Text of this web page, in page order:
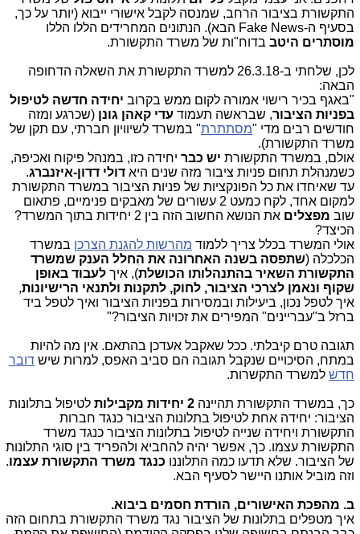
התקשורת בציבור הרחב, שמנסה לקבל אישורי ייבוא (יותר על כך,
בסעיף ה-Fake News הבא). הנתונים המחרידים הללו הללו
מוסתרים היטב בדוח"ות של משרד התקשורת.
לכן, שלחתי ב-26.3.18 למשרד התקשורת את השאלה הדחופה
הבאה:
"באגף בכיר רישוי אמורה לקום ממש בקרוב יחידה חדשה לטיפול
בפניות הציבור, שבראשה תעמוד עדי קאהן גונן (שכרגע ומזה
חודשים רבים מדי "מסתתרת" במשרד לשיוויון חברתי, עם תקן של
משרד התקשורת).
אולם, במשרד התקשורת יש כבר יחידה כזו, במנהל פיקוח ואכיפה,
כשמנהלת תחום פניות ציבור מזה שנים היא דולי דדון-איזנברג.
עד שאיחדו את כל הפונקציות של פניות הציבור במשרד התקשורת
למקום אחד, לקח כמעט 2 עשורים של מאבקים פנימיים, פתאום
שוב מפצלים
את הנושא החשוב הזה בין 2 יחידות בתוך המשרד?
הכיצד?
אולי המשרד בכלל צריך ללמוד מהרשות להגנת הצרכן במשרד
הכלכלה (שתפסה בשנה האחרונה את החלל הענק שמשרד
התקשורת השאיר בהתנהלותו הכושלת), איך לעבוד באופן
שקוף ונאמן לצרכי הציבור, לחוק, לתקנות ולתנאי הרישיונות,
איך לטפל נכון, ביעילות ובמסירות בפניות הציבור ואיך לטפל ביד
ברזל ב"עבריינים" המפירים את זכויות הציבור?"
תגובה טרם קיבלתי. ככל שאקבל אעדכן בהתאם. אין מה להיות
במתח, הסיכויים שנקבל תגובה הם סביב האפס, למרות שיש דובר
חדש למשרד התקשרות.
כך, במשרד התקשורת תהיינה 2 יחידות מקבילות
לטיפול בתלונות
הציבור: יחידה אחת לטיפול בתלונות הציבור כנגד חברות
התקשורת ויחידה שנייה לטיפול בתלונות הציבור כנגד משרד
התקשורת עצמו. כך, אפשר יהיה להחביא ולהפריד בין סוגי התלונות
של הציבור. שלא תדעו כמה התלוננו כנגד משרד התקשורת עצמו.
וזה מוביל אותנו היישר לסעיף הבא.
ב. מהפכת האישורים, הורדת חסמים ביבוא.
איך מטפלים בתלונות של הציבור נגד משרד התקשורת בתחום הזה